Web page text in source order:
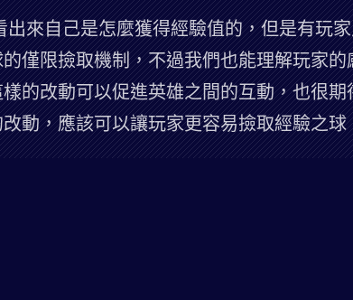
來自己是怎麼獲得經驗值的，但是有玩
僅限撿取機制，不過我們也能理解玩家
的改動可以促進英雄之間的互動，也很
動，應該可以讓玩家更容易撿取經驗之球